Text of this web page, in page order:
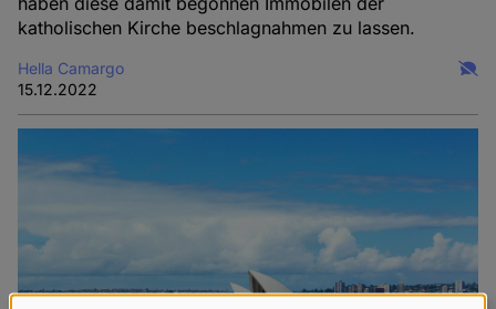
katholischen Kirche beschlagnahmen zu lassen.
Hella Camargo
15.12.2022